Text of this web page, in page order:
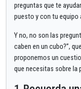
preguntas que te
puesto y con tu equipo
Y no, no son las
caben en un cubo?”,
proponemos un
que necesitas sobre la